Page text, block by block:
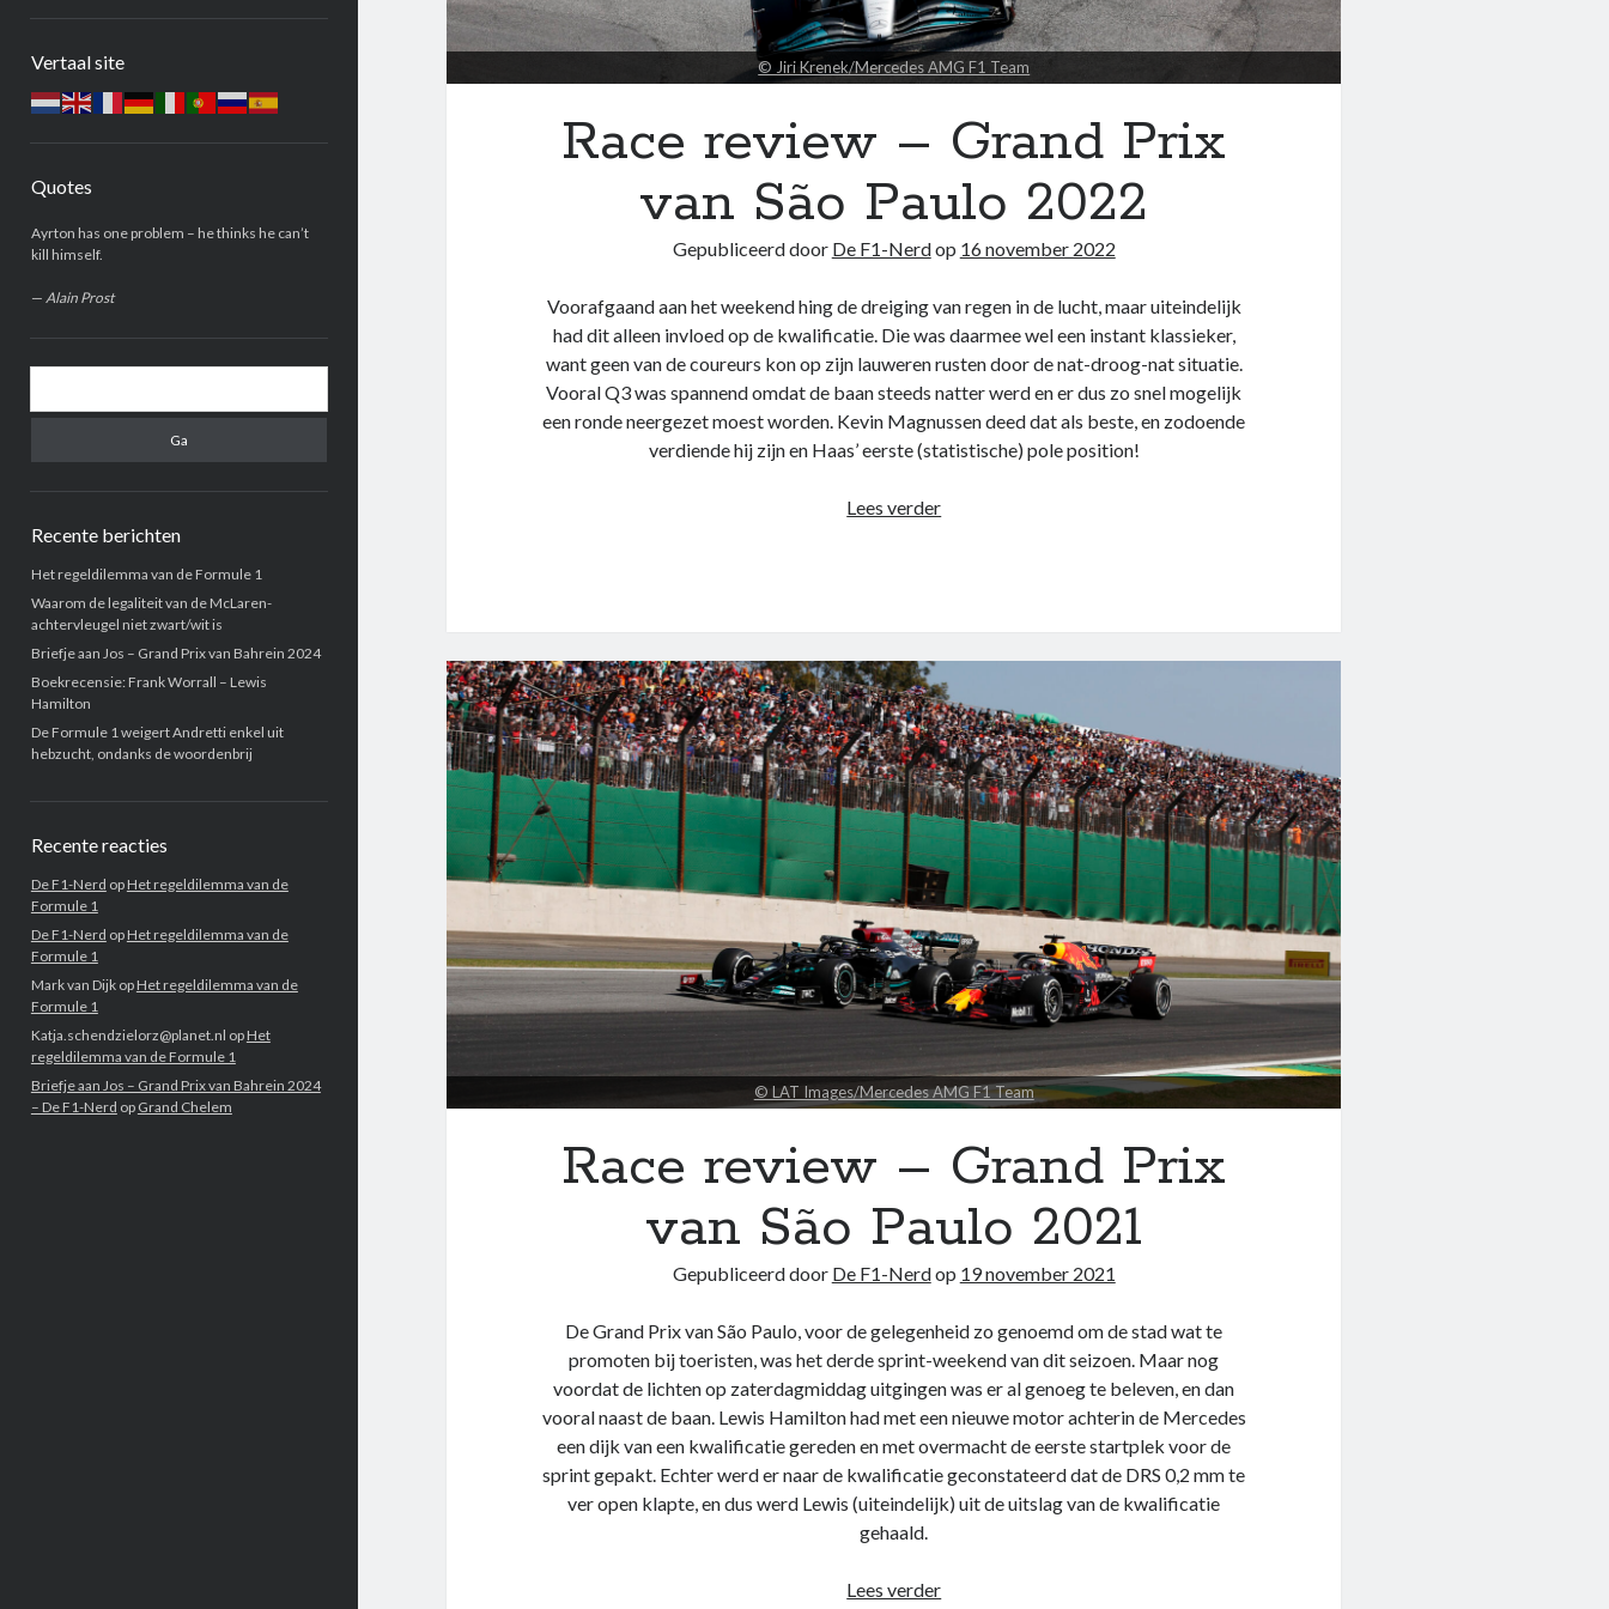
Vertaal site
Quotes
Ayrton has one problem – he thinks he can’t
kill himself.
— Alain Prost
Recente berichten
Het regeldilemma van de Formule 1
Waarom de legaliteit van de McLaren-
achtervleugel niet zwart/wit is
Briefje aan Jos – Grand Prix van Bahrein 2024
Boekrecensie: Frank Worrall – Lewis
Hamilton
De Formule 1 weigert Andretti enkel uit
hebzucht, ondanks de woordenbrij
Recente reacties
De F1-Nerd op Het regeldilemma van de
Formule 1
De F1-Nerd op Het regeldilemma van de
Formule 1
Mark van Dijkop Het regeldilemma van de
Formule 1
Katja.schendzielorz@planet.nl op Het
regeldilemma van de Formule 1
Briefje aan Jos – Grand Prix van Bahrein 2024
– De F1-Nerd op Grand Chelem
© Jiri Krenek/Mercedes AMG F1 Team
Race review – Grand Prix
van São Paulo 2022
Gepubliceerd door De F1-Nerdop 16 november 2022
Voorafgaand aan het weekend hing de dreiging van regen in de lucht, maar uiteindelijk
had dit alleen invloed op de kwalificatie. Die was daarmee wel een instant klassieker,
want geen van de coureurs kon op zijn lauweren rusten door de nat-droog-nat situatie.
Vooral Q3 was spannend omdat de baan steeds natter werd en er dus zo snel mogelijk
een ronde neergezet moest worden. Kevin Magnussen deed dat als beste, en zodoende
verdiende hij zijn en Haas’ eerste (statistische) pole position!
Lees verderRace
São
Paulo
2022
© LAT Images/Mercedes AMG F1 Team
Race review – Grand Prix
van São Paulo 2021
Gepubliceerd door De F1-Nerdop 19 november 2021
De Grand Prix van São Paulo, voor de gelegenheid zo genoemd om de stad wat te
promoten bij toeristen, was het derde sprint-weekend van dit seizoen. Maar nog
voordat de lichten op zaterdagmiddag uitgingen was er al genoeg te beleven, en dan
vooral naast de baan. Lewis Hamilton had met een nieuwe motor achterin de Mercedes
een dijk van een kwalificatie gereden en met overmacht de eerste startplek voor de
sprint gepakt. Echter werd er naar de kwalificatie geconstateerd dat de DRS 0,2 mm te
ver open klapte, en dus werd Lewis (uiteindelijk) uit de uitslag van de kwalificatie
gehaald.
Lees verderRace